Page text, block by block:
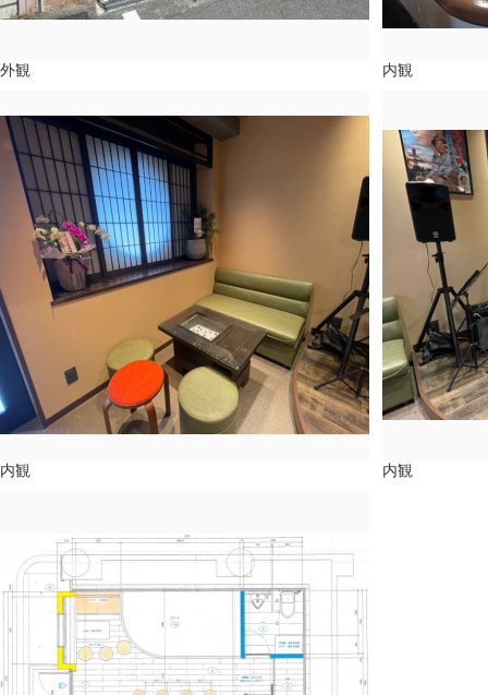
外観 内観
内観 内観